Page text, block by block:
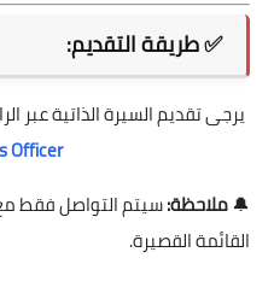
✅طريقة التقديم:
يرجى تقديم السيرة الذاتية عبر
Officer
🔔ملاحظة:سيتم التواصل فقط
القائمة القصيرة.